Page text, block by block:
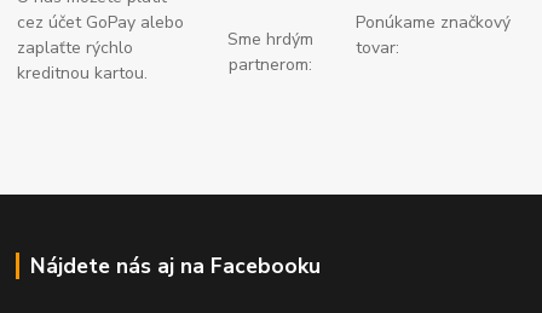
cez účet GoPay alebo
zaplaťte rýchlo
kreditnou kartou.
Sme hrdým
partnerom:
Ponúkame značkový
tovar:
Nájdete nás aj na Facebooku